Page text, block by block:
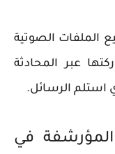
الملفات الصوتية
عبر المحادثة
استلم الرسائل.
في